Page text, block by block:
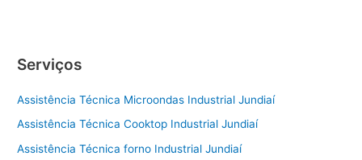
Serviços
Assistência Técnica Microondas Industrial Jundiaí
Assistência Técnica Cooktop Industrial Jundiaí
Assistência Técnica forno Industrial Jundiaí